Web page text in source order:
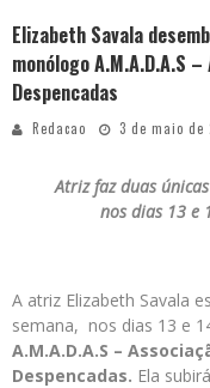
Elizabeth Savala
monólogo A.M.A.D.A.S
Despencadas
Redacao 3 de maio de
Atriz faz duas
nos dias 13 e
A atriz Elizabeth Savala
semana, nos dias 13 e
A.M.A.D.A.S –
Despencadas. Ela